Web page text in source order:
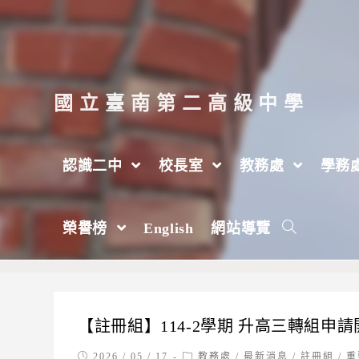
跳
至
要
內
容
國立臺南第二高級中學
認識二中 校長室 教務處 學務
榮譽榜 English 網站導覽
每日彙整: 2026 / 05 / 17
2026 年 > 5 月 > 17 日
【註冊組】114-2學期 升高三轉組申請
Post2026 / 05 / 17
Post教務處 / 最新消息 / 註冊組 / 重